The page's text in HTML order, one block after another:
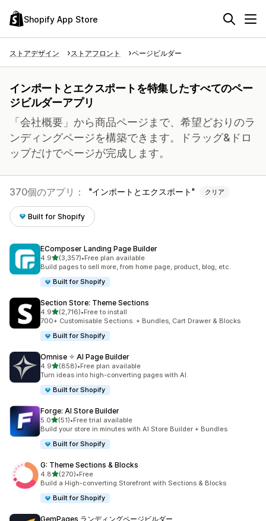
Shopify App Store
ストアデザイン ストアフロント ページビルダー
インポートとエクスポートを特集したすべてのペー
ジビルダーアプリ
「会社概要」から商品ページまで、希望どおりのラ
ンディングページを構築できます。ドラッグ&ドロ
ップだけでページが完成します。
370個のアプリ： インポートとエクスポート クリア
Built for Shopify
EComposer Landing Page Builder
4.95つ星中
(3,357)
合計レビュー数：3357件
•Free plan available
Build pages to sell more, from home page, product, blog, etc.
Built for Shopify
Section Store: Theme Sections
4.95つ星中
(2,716)
合計レビュー数：2716件
•Free to install
700+ Customisable Sections. + Bundles, Cart Drawer & Blocks
Built for Shopify
Omnise ✧ AI Page Builder
4.95つ星中
(858)
合計レビュー数：858件
•Free plan available
Turn ideas into high-converting pages with AI.
Built for Shopify
Forge: AI Store Builder
5.05つ星中
(51)
合計レビュー数：51件
•Free trial available
Build your store in minutes with AI Store Builder + Bundles
Built for Shopify
G: Theme Sections & Blocks
4.85つ星中
(270)
合計レビュー数：270件
•Free
Build a High-converting Storefront with Sections & Blocks
Built for Shopify
GemPages ランディングページビルダー